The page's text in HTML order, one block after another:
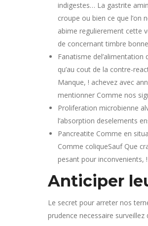
indigestes… La gastrite
croupe ou bien ce que
abime regulierement cette
de concernant timbre
Fanatisme del’alimentation
qu’au cout de la contre-
Manque, ! achevez avec
mentionner Comme nos
Proliferation microbienne
l’absorption deselements
Pancreatite Comme en
Comme coliqueSauf Que
pesant pour inconvenients,
Anticiper
Le secret pour arreter nos
prudence necessaire